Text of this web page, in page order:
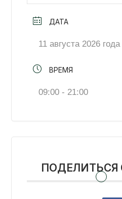
ДАТА
11 августа 2026 года
ВРЕМЯ
09:00 - 21:00